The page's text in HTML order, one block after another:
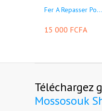
Fer A Repasser Po...
15 000 FCFA
Mossosouk